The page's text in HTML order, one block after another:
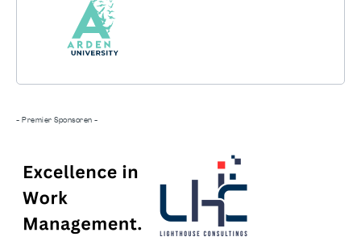
- Premier Sponsoren -